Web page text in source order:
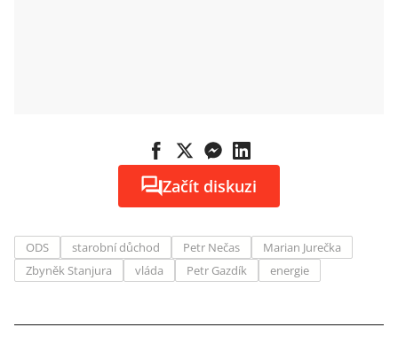
Začít diskuzi
ODS starobní důchod Petr Nečas
Marian Jurečka
Zbyněk Stanjura
vláda Petr Gazdík energie